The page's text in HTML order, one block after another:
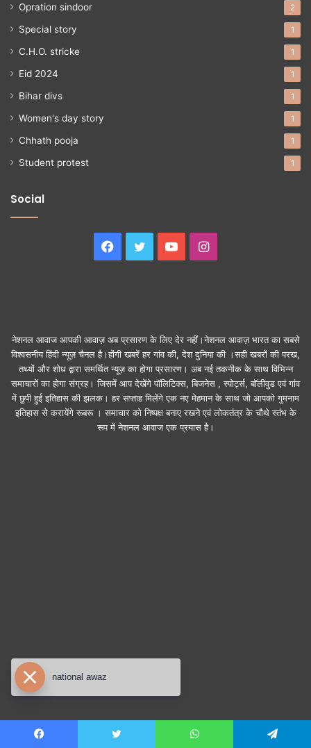
Opration sindoor 2
Special story 1
C.H.O. stricke 1
Eid 2024 1
Bihar divs 1
Women's day story 1
Chhath pooja 1
Student protest 1
Social
Facebook
Twitter YouTubeInstagram
नेशनल आवाज आपकी आवाज़ अब प्रसारण के लिए देर नहीं।नेशनल आवाज़ भारत का सबसे
विश्वसनीय हिंदी न्यूज़ चैनल है।होंगी खबरें हर गांव की, देश दुनिया की ।सही खबरों की परख,
तथ्यों और शोध द्वारा समर्थित न्यूज़ का होगा प्रसारण। अब नई तकनीक के साथ विभिन्न
समाचारों का होगा संग्रह। जिसमें आप देखेंगे पॉलिटिक्स, बिजनेस , स्पोर्ट्स, बॉलीवुड एवं गांव
में छुपी हुई इतिहास की झलक। हर सप्ताह मिलेंगे एक नए मेहमान के साथ जो आपको गुमनाम
इतिहास से करायेंगे रूबरू । समाचार को निष्पक्ष बनाए रखने एवं लोकतंत्र के चौथे स्तंभ के
रूप में नेशनल आवाज एक प्रयास है।
national awaz